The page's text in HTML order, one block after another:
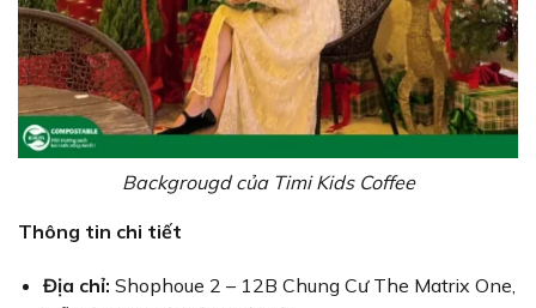
Backgrougd của Timi Kids Coffee
Thông tin chi tiết
Địa chỉ: Shophoue 2 – 12B Chung Cư The Matrix One,